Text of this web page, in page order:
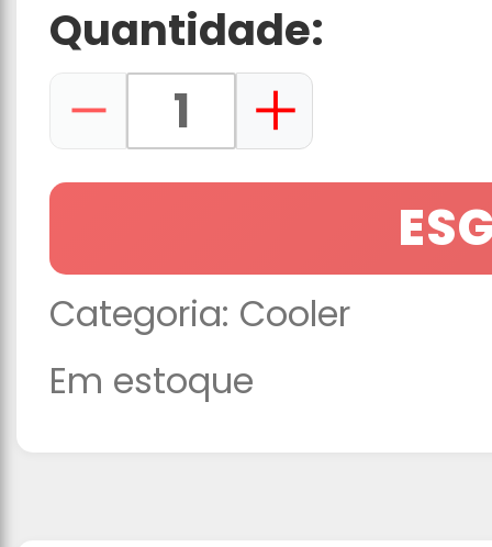
Quantidade:
Categoria: Cooler
Em estoque